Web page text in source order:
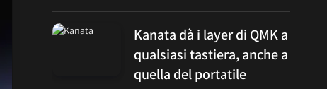
Kanata dà i layer di QMK a
qualsiasi tastiera, anche a
quella del portatile